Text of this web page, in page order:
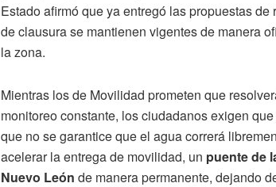
Estado afirmó que ya entregó las propuestas
de clausura se mantienen vigentes de manera
la zona.
Mientras los de Movilidad prometen que
monitoreo constante, los ciudadanos exigen
que no se garantice que el agua correrá
acelerar la entrega de movilidad, un puente de
Nuevo León de manera permanente, dejando